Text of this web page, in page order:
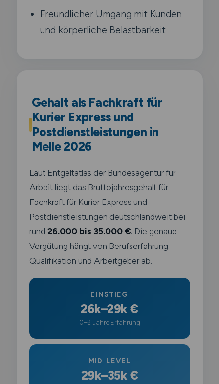
Freundlicher Umgang mit Kunden
und körperliche Belastbarkeit
Gehalt als Fachkraft für
Kurier Express und
Postdienstleistungen in
Melle 2026
Laut Entgeltatlas der Bundesagentur für
Arbeit liegt das Bruttojahresgehalt für
Fachkraft für Kurier Express und
Postdienstleistungen deutschlandweit bei
rund 26.000 bis 35.000 €. Die genaue
Vergütung hängt von Berufserfahrung.
Qualifikation und Arbeitgeber ab.
EINSTIEG
26k–29k €
0–2 Jahre Erfahrung
MID-LEVEL
29k–35k €